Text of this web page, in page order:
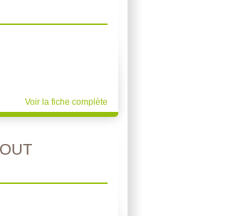
Voir la fiche complète